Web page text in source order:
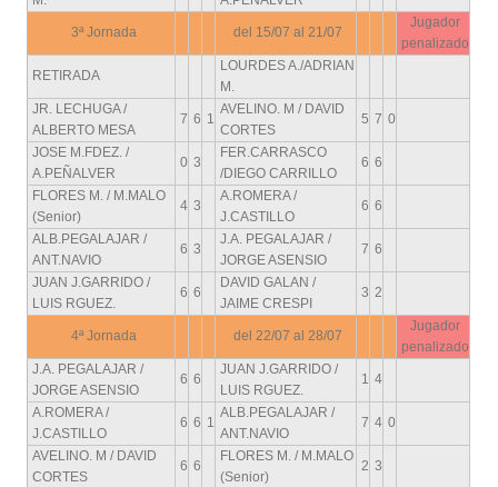
3ª Jornada del 15/07 al 21/07
Jugador
penalizado
RETIRADA
LOURDES A./ADRIAN
M.
JR. LECHUGA /
ALBERTO MESA
7 6 1
AVELINO. M / DAVID
CORTES
5 7 0
JOSE M.FDEZ. /
A.PEÑALVER
0 3
FER.CARRASCO
/DIEGO CARRILLO
6 6
FLORES M. / M.MALO
(Senior)
4 3
A.ROMERA /
J.CASTILLO
6 6
ALB.PEGALAJAR /
ANT.NAVIO
6 3
J.A. PEGALAJAR /
JORGE ASENSIO
7 6
JUAN J.GARRIDO /
LUIS RGUEZ.
6 6
DAVID GALAN /
JAIME CRESPI
3 2
4ª Jornada del 22/07 al 28/07
Jugador
penalizado
J.A. PEGALAJAR /
JORGE ASENSIO
6 6
JUAN J.GARRIDO /
LUIS RGUEZ.
1 4
A.ROMERA /
J.CASTILLO
6 6 1
ALB.PEGALAJAR /
ANT.NAVIO
7 4 0
AVELINO. M / DAVID
CORTES
6 6
FLORES M. / M.MALO
(Senior)
2 3